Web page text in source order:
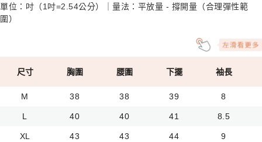
單位：吋（1吋=2.54公分）｜量法：平放量 - 撐開量（合理彈性範
圍）
尺寸 胸圍 腰圍 下擺 袖長
M 38 38 39 8
L 40 40 41 8.5
XL 43 43 44 9